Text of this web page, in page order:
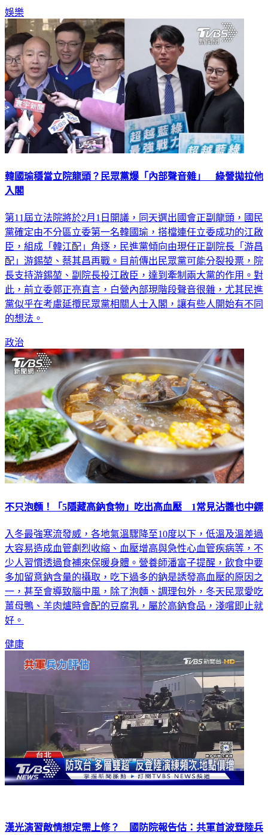
娛樂
韓國瑜穩當立院龍頭？民眾黨爆「內部聲音雜」 綠營拋拉他
入閣
第11屆立法院將於2月1日開議，同天選出國會正副龍頭，國民
黨確定由不分區立委第一名韓國瑜，搭檔連任立委成功的江啟
臣，組成「韓江配」角逐，民進黨傾向由現任正副院長「游昌
配」游錫堃、蔡其昌再戰。目前傳出民眾黨可能分裂投票，院
長支持游錫堃、副院長投江啟臣，達到牽制兩大黨的作用。對
此，前立委郭正亮直言，白營內部現階段聲音很雜，尤其民進
黨似乎在考慮延攬民眾黨相關人士入閣，讓有些人開始有不同
的想法。
政治
不只泡麵！「5隱藏高鈉食物」吃出高血壓 1常見沾醬也中鏢
入冬最強寒流發威，各地氣溫驟降至10度以下，低溫及溫差過
大容易造成血管劇烈收縮、血壓增高與急性心血管疾病等，不
少人習慣透過食補來保暖身體。營養師潘富子提醒，飲食中要
多加留意鈉含量的攝取，吃下過多的鈉是誘發高血壓的原因之
一，甚至會導致腦中風，除了泡麵、調理包外，冬天民眾愛吃
薑母鴨、羊肉爐時會配的豆腐乳，屬於高鈉食品，淺嚐即止就
好。
健康
漢光演習敵情想定需上修？ 國防院報告估：共軍首波登陸兵